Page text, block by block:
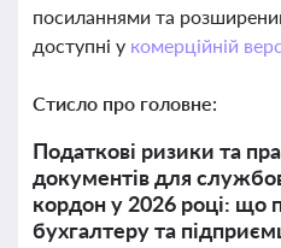
посиланнями та
доступні у комерційній
Стисло про головне:
Податкові ризики та
документів для
кордон у 2026 році: що
бухгалтеру та